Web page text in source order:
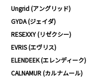
Ungrid (アングリッド)
GYDA (ジェイダ)
RESEXXY (リゼクシー)
EVRIS (エヴリス)
ELENDEEK (エレンディーク)
CALNAMUR (カルナムール)